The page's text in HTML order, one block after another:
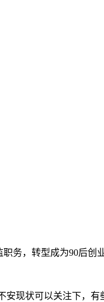
务，转型成为90后创
安现状可以关注下，